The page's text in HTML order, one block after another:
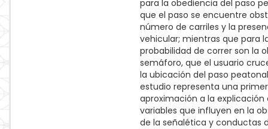
para la obediencia del paso
que el paso se encuentre
número de carriles y la
vehicular; mientras que para
probabilidad de correr son la
semáforo, que el usuario
la ubicación del paso
estudio representa una
aproximación a la explicación
variables que influyen en la
de la señalética y conductas